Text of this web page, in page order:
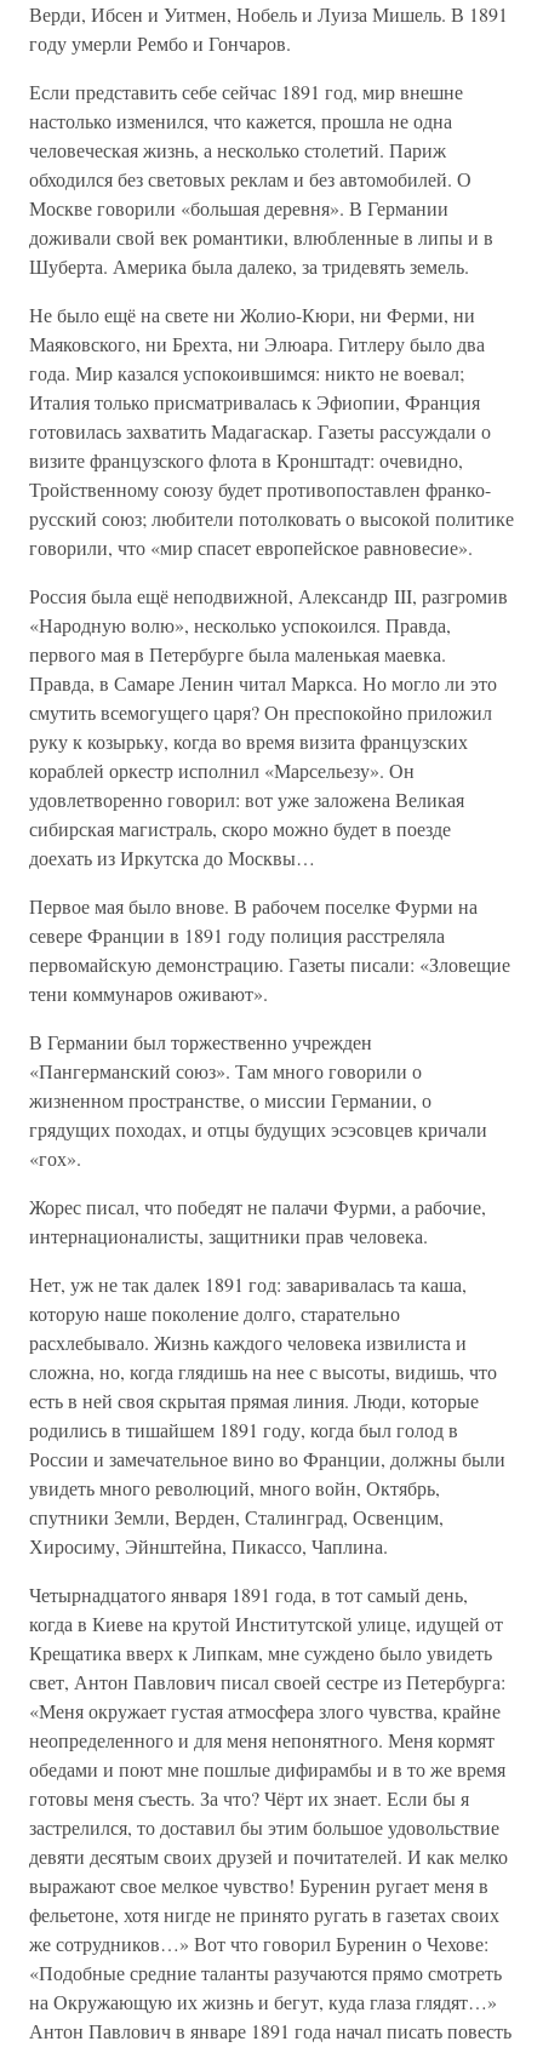
Верди, Ибсен и Уитмен, Нобель и Луиза Мишель. В 1891
году умерли Рембо и Гончаров.
Если представить себе сейчас 1891 год, мир внешне
настолько изменился, что кажется, прошла не одна
человеческая жизнь, а несколько столетий. Париж
обходился без световых реклам и без автомобилей. О
Москве говорили «большая деревня». В Германии
доживали свой век романтики, влюбленные в липы и в
Шуберта. Америка была далеко, за тридевять земель.
Не было ещё на свете ни Жолио-Кюри, ни Ферми, ни
Маяковского, ни Брехта, ни Элюара. Гитлеру было два
года. Мир казался успокоившимся: никто не воевал;
Италия только присматривалась к Эфиопии, Франция
готовилась захватить Мадагаскар. Газеты рассуждали о
визите французского флота в Кронштадт: очевидно,
Тройственному союзу будет противопоставлен франко-
русский союз; любители потолковать о высокой политике
говорили, что «мир спасет европейское равновесие».
Россия была ещё неподвижной, Александр III, разгромив
«Народную волю», несколько успокоился. Правда,
первого мая в Петербурге была маленькая маевка.
Правда, в Самаре Ленин читал Маркса. Но могло ли это
смутить всемогущего царя? Он преспокойно приложил
руку к козырьку, когда во время визита французских
кораблей оркестр исполнил «Марсельезу». Он
удовлетворенно говорил: вот уже заложена Великая
сибирская магистраль, скоро можно будет в поезде
доехать из Иркутска до Москвы…
Первое мая было внове. В рабочем поселке Фурми на
севере Франции в 1891 году полиция расстреляла
первомайскую демонстрацию. Газеты писали: «Зловещие
тени коммунаров оживают».
В Германии был торжественно учрежден
«Пангерманский союз». Там много говорили о
жизненном пространстве, о миссии Германии, о
грядущих походах, и отцы будущих эсэсовцев кричали
«гох».
Жорес писал, что победят не палачи Фурми, а рабочие,
интернационалисты, защитники прав человека.
Нет, уж не так далек 1891 год: заваривалась та каша,
которую наше поколение долго, старательно
расхлебывало. Жизнь каждого человека извилиста и
сложна, но, когда глядишь на нее с высоты, видишь, что
есть в ней своя скрытая прямая линия. Люди, которые
родились в тишайшем 1891 году, когда был голод в
России и замечательное вино во Франции, должны были
увидеть много революций, много войн, Октябрь,
спутники Земли, Верден, Сталинград, Освенцим,
Хиросиму, Эйнштейна, Пикассо, Чаплина.
Четырнадцатого января 1891 года, в тот самый день,
когда в Киеве на крутой Институтской улице, идущей от
Крещатика вверх к Липкам, мне суждено было увидеть
свет, Антон Павлович писал своей сестре из Петербурга:
«Меня окружает густая атмосфера злого чувства, крайне
неопределенного и для меня непонятного. Меня кормят
обедами и поют мне пошлые дифирамбы и в то же время
готовы меня съесть. За что? Чёрт их знает. Если бы я
застрелился, то доставил бы этим большое удовольствие
девяти десятым своих друзей и почитателей. И как мелко
выражают свое мелкое чувство! Буренин ругает меня в
фельетоне, хотя нигде не принято ругать в газетах своих
же сотрудников…» Вот что говорил Буренин о Чехове:
«Подобные средние таланты разучаются прямо смотреть
на Окружающую их жизнь и бегут, куда глаза глядят…»
Антон Павлович в январе 1891 года начал писать повесть